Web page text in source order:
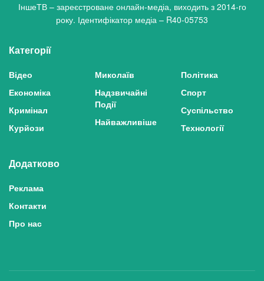
ІншеТВ – зареєстроване онлайн-медіа, виходить з 2014-го
року. Ідентифікатор медіа – R40-05753
Категорії
Відео
Економіка
Кримінал
Курйози
Миколаїв
Надзвичайні
Події
Найважливіше
Політика
Спорт
Суспільство
Технології
Додатково
Реклама
Контакти
Про нас